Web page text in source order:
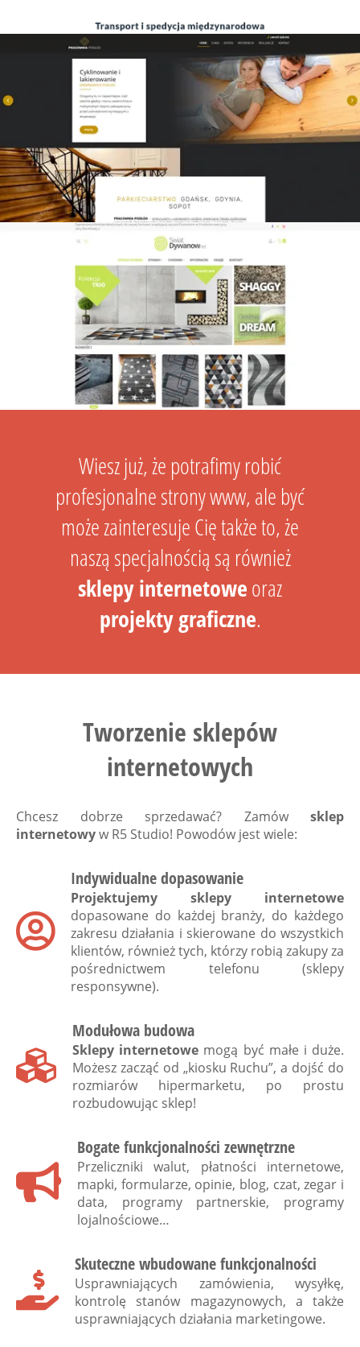
Wiesz już, że potrafimy robić
profesjonalne strony www, ale być
może zainteresuje Cię także to, że
naszą specjalnością są również
sklepy internetoweoraz
projekty graficzne.
Tworzenie sklepów
internetowych
Chcesz dobrze sprzedawać? Zamów sklep
internetowyw R5 Studio! Powodów jest wiele:
Indywidualne dopasowanie
Projektujemy sklepy internetowe
dopasowane do każdej branży, do każdego
zakresu działania i skierowane do wszystkich
klientów, również tych, którzy robią zakupy za
pośrednictwem telefonu (sklepy
responsywne).
Modułowa budowa
Sklepy internetowe mogą być małe i duże.
Możesz zacząć od „kiosku Ruchu”, a dojść do
rozmiarów hipermarketu, po prostu
rozbudowując sklep!
Bogate funkcjonalności zewnętrzne
Przeliczniki walut, płatności internetowe,
mapki, formularze, opinie, blog, czat, zegar i
data, programy partnerskie, programy
lojalnościowe…
Skuteczne wbudowane funkcjonalności
Usprawniających zamówienia, wysyłkę,
kontrolę stanów magazynowych, a także
usprawniających działania marketingowe.